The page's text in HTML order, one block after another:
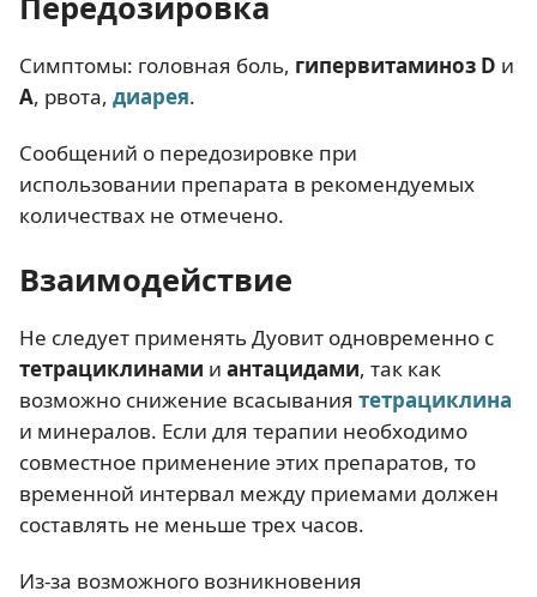
Симптомы: головная боль, гипервитаминоз D и
А, рвота, диарея.
Сообщений о передозировке при
использовании препарата в рекомендуемых
количествах не отмечено.
Взаимодействие
Не следует применять Дуовит одновременно с
тетрациклинами и антацидами, так как
возможно снижение всасывания тетрациклина
и минералов. Если для терапии необходимо
совместное применение этих препаратов, то
временной интервал между приемами должен
составлять не меньше трех часов.
Из-за возможного возникновения